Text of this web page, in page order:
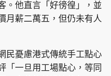
。他直言「好徬徨」，並
月薪二萬五，但仍未有人
民憂慮港式傳統手工點心
「一旦用工場點心，等同